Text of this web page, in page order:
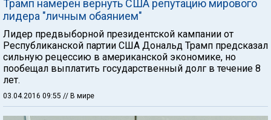
Трамп намерен вернуть США репутацию мирового
лидера "личным обаянием"
Лидер предвыборной президентской кампании от
Республиканской партии США Дональд Трамп предсказал
сильную рецессию в американской экономике, но
пообещал выплатить государственный долг в течение 8
лет.
03.04.2016 09:55 // В мире